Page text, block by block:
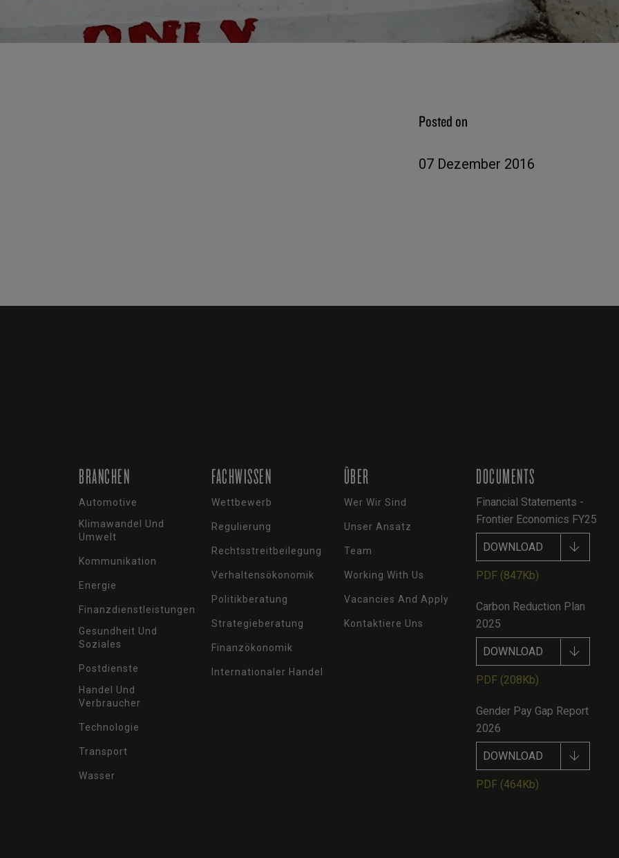
Posted on
07 Dezember 2016
BRANCHEN
Automotive
Klimawandel Und
Umwelt
Kommunikation
Energie
Finanzdienstleistungen
Gesundheit Und
Soziales
Postdienste
Handel Und
Verbraucher
Technologie
Transport
Wasser
FACHWISSEN
Wettbewerb
Regulierung
Rechtsstreitbeilegung
Verhaltensökonomik
Politikberatung
Strategieberatung
Finanzökonomik
Internationaler Handel
ÜBER
Wer Wir Sind
Unser Ansatz
Team
Working With Us
Vacancies And Apply
Kontaktiere Uns
DOCUMENTS
Financial Statements -
Frontier Economics FY25
DOWNLOAD
PDF (847Kb)
Carbon Reduction Plan
2025
DOWNLOAD
PDF (208Kb)
Gender Pay Gap Report
2026
DOWNLOAD
PDF (464Kb)